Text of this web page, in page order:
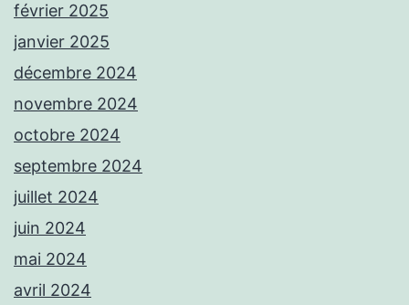
février 2025
janvier 2025
décembre 2024
novembre 2024
octobre 2024
septembre 2024
juillet 2024
juin 2024
mai 2024
avril 2024